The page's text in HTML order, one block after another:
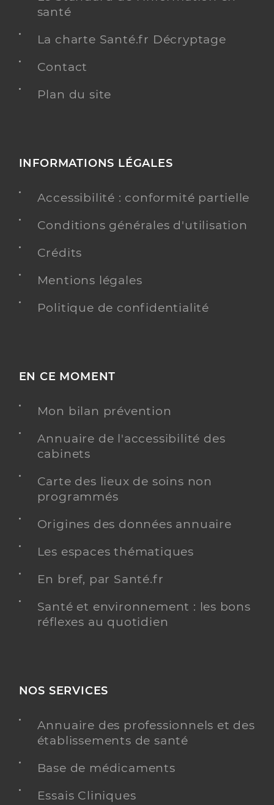
santé
La charte Santé.fr Décryptage
Contact
Plan du site
INFORMATIONS LÉGALES
Accessibilité : conformité partielle
Conditions générales d'utilisation
Crédits
Mentions légales
Politique de confidentialité
EN CE MOMENT
Mon bilan prévention
Annuaire de l'accessibilité des
cabinets
Carte des lieux de soins non
programmés
Origines des données annuaire
Les espaces thématiques
En bref, par Santé.fr
Santé et environnement : les bons
réflexes au quotidien
NOS SERVICES
Annuaire des professionnels et des
établissements de santé
Base de médicaments
Essais Cliniques